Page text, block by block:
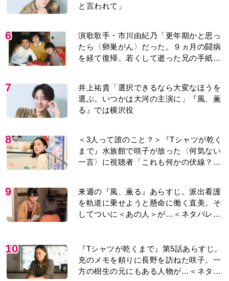
と言われて」
6
演歌歌手・市川由紀乃「更年期かと思っ
たら〈卵巣がん〉だった。９ヵ月の闘病
を経て復帰。若くして逝った兄の手紙を
7
井上祐貴「選択できるなら大変なほうを
選ぶ。いつかは大河の主演に」『風、薫
る』では横沢役
8
＜3人って誰のこと？＞『Tシャツが乾く
まで』水族館で咲子が放った〈何気ない
一言〉に視聴者「これも何かの伏線？」
9
来週の『風、薫る』あらすじ。派出看護
を軌道に乗せようと懸命に働く直美。そ
してついに＜あの人＞が…＜ネタバレあ
10
『Tシャツが乾くまで』第5話あらすじ。
充のメモを頼りに長野を訪ねた咲子。一
方の樹生の元にもある人物が…＜ネタバ